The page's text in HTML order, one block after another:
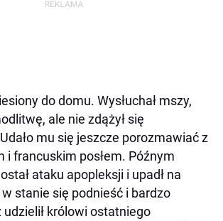
do domu. Wysłuchał mszy,
ale nie zdążył się
mu się jeszcze porozmawiać z
i francuskim posłem. Późnym
ataku apopleksji i upadł na
w stanie się podnieść i bardzo
udzielił królowi ostatniego